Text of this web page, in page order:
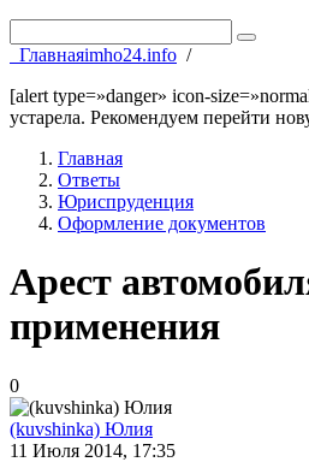
Главнаяimho24.info /
[alert type=»danger» icon-
устарела. Рекомендуем перейти
Главная
Ответы
Юриспруденция
Оформление документов
Арест
применения
0
(kuvshinka) Юлия
11 Июля 2014, 17:35